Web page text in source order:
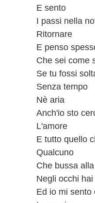
E sento
I passi nella
Ritornare
E penso
Che sei come
Se tu fossi
Senza tempo
Nè aria
Anch'io sto
L'amore
E tutto quello
Qualcuno
Che bussa
Negli occhi
Ed io mi sento